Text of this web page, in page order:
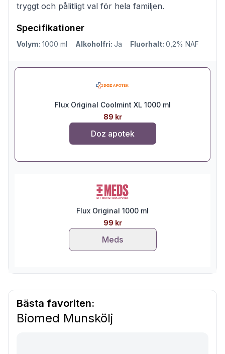
tryggt och pålitligt val för hela familjen.
Specifikationer
Volym: 1000 ml Alkoholfri: Ja Fluorhalt: 0,2% NAF
Flux Original Coolmint XL 1000 ml
89 kr
Doz apotek
Flux Original 1000 ml
99 kr
Meds
Bästa favoriten:
Biomed Munskölj